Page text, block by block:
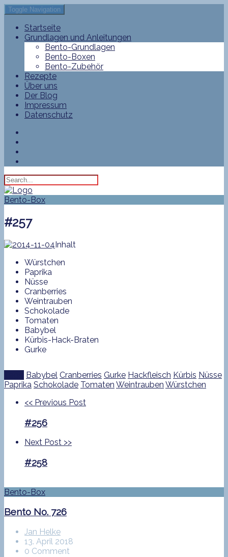
Toggle Navigation
Startseite
Grundlagen und Anleitungen
Bento-Grundlagen
Bento-Boxen
Bento-Zubehör
Rezepte
Über uns
Der Blog
Impressum
Datenschutz
Bento-Box
#257
Inhalt
Würstchen
Paprika
Nüsse
Cranberries
Weintrauben
Schokolade
Tomaten
Babybel
Kürbis-Hack-Braten
Gurke
Babybel Cranberries Gurke Hackfleisch Kürbis Nüsse
Paprika Schokolade Tomaten Weintrauben Würstchen
<< Previous Post
#256
Next Post >>
#258
Bento-Box
Bento No. 726
Jan Helke
13. April 2018
0 Comment